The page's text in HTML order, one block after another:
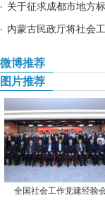
关于征求成都市地方
内蒙古民政厅将社会
微博推荐
图片推荐
全国社会工作党建经验